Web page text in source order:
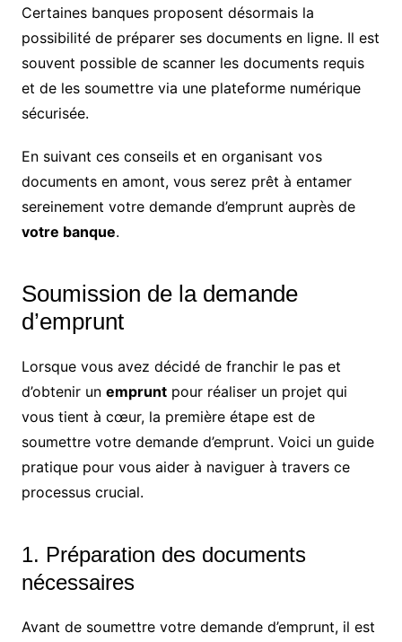
Certaines banques proposent désormais la
possibilité de préparer ses documents en ligne. Il est
souvent possible de scanner les documents requis
et de les soumettre via une plateforme numérique
sécurisée.
En suivant ces conseils et en organisant vos
documents en amont, vous serez prêt à entamer
sereinement votre demande d’emprunt auprès de
votre banque.
Soumission de la demande
d’emprunt
Lorsque vous avez décidé de franchir le pas et
d’obtenir un empruntpour réaliser un projet qui
vous tient à cœur, la première étape est de
soumettre votre demande d’emprunt. Voici un guide
pratique pour vous aider à naviguer à travers ce
processus crucial.
1. Préparation des documents
nécessaires
Avant de soumettre votre demande d’emprunt, il est